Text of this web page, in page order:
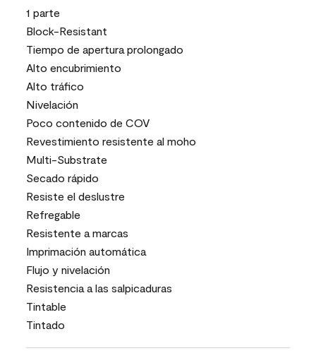
1 parte
Block-Resistant
Tiempo de apertura prolongado
Alto encubrimiento
Alto tráfico
Nivelación
Poco contenido de COV
Revestimiento resistente al moho
Multi-Substrate
Secado rápido
Resiste el deslustre
Refregable
Resistente a marcas
Imprimación automática
Flujo y nivelación
Resistencia a las salpicaduras
Tintable
Tintado